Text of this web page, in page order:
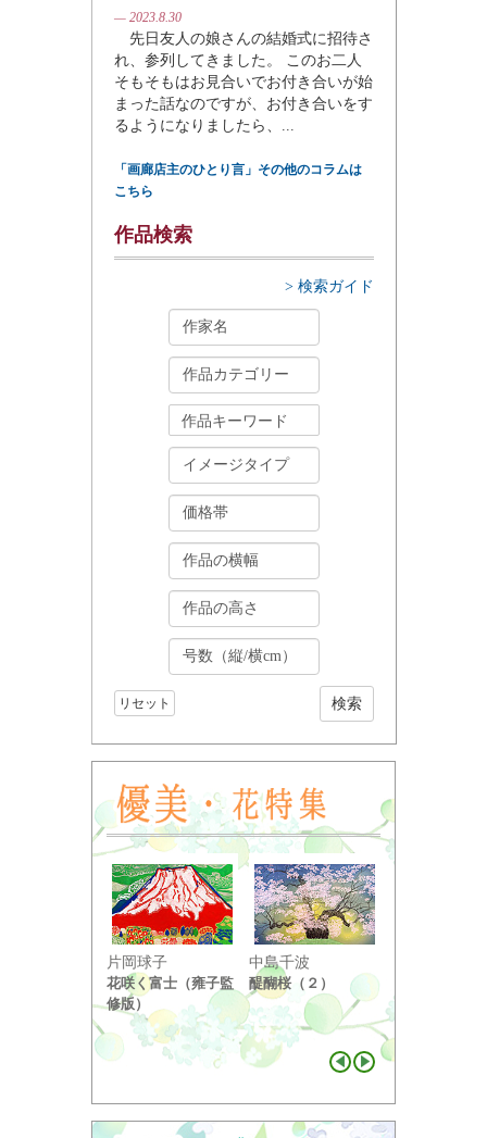
— 2023.8.30
先日友人の娘さんの結婚式に招待さ
れ、参列してきました。 このお二人
そもそもはお見合いでお付き合いが始
まった話なのですが、お付き合いをす
るようになりましたら、...
「画廊店主のひとり言」その他のコラムは
こちら
作品検索
> 検索ガイド
リセット
片岡球子
花咲く富士（雍子監
修版）
中島千波
醍醐桜（２）
り ...